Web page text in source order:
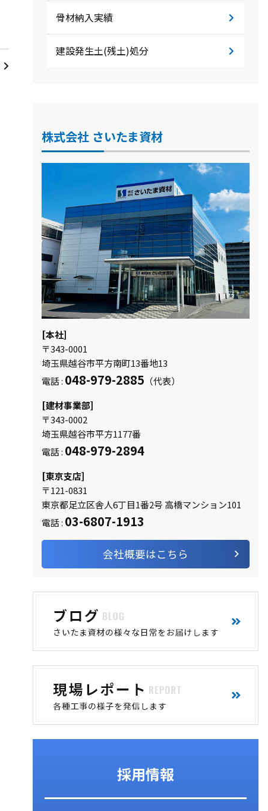
骨材納入実績
建設発生土(残土)処分
株式会社 さいたま資材
[本社]
〒343-0001
埼玉県越谷市平方南町13番地13
電話 : 048-979-2885 （代表）
[建材事業部]
〒343-0002
埼玉県越谷市平方1177番
電話 : 048-979-2894
[東京支店]
〒121-0831
東京都足立区舎人6丁目1番2号 高橋マンション101
電話 : 03-6807-1913
会社概要はこちら
採用情報